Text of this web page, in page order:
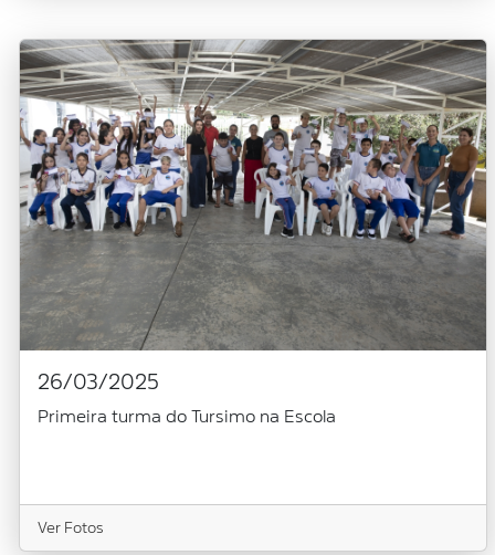
26/03/2025
Primeira turma do Tursimo na Escola
Ver Fotos